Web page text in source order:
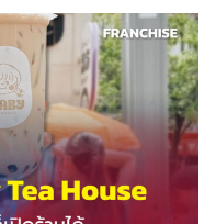
ฉะลาเต้ ชาเขียวมัทฉะ
ำผึ้ง ชาพีชเกาหลี ชา
มากก่ว่า 50 เมนู นอกจากนี้
ย ทุกเมนูล้วนคัดสรร
นำเข้าจากนาๆประเทศ
ณ์ รับประกันความอร่อยทุก
CHA มีการเติบโต
ที่ชัดเจนในเรื่องของการ